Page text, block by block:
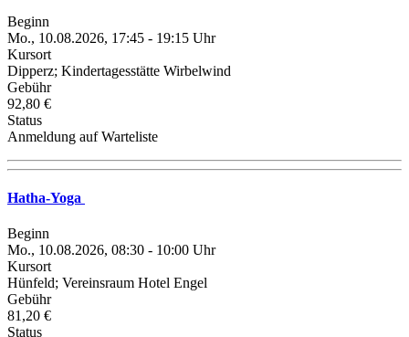
Beginn
Mo., 10.08.2026, 17:45 - 19:15 Uhr
Kursort
Dipperz; Kindertagesstätte Wirbelwind
Gebühr
92,80 €
Status
Anmeldung auf Warteliste
Hatha-Yoga
Beginn
Mo., 10.08.2026, 08:30 - 10:00 Uhr
Kursort
Hünfeld; Vereinsraum Hotel Engel
Gebühr
81,20 €
Status